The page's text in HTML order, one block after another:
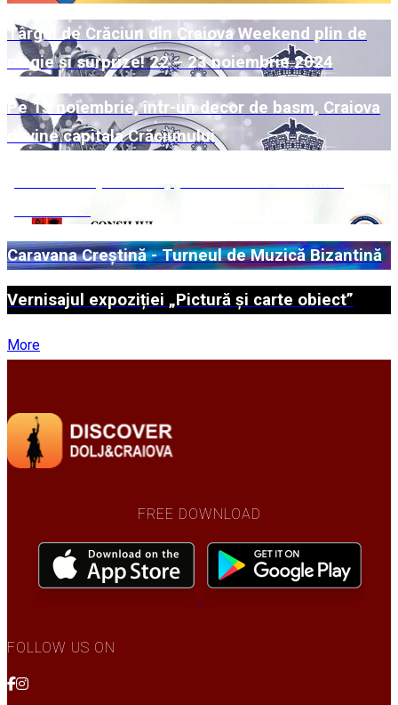
Târgul de Crăciun din Craiova Weekend plin de
magie și surprize! 22 – 23 noiembrie 2024
Pe 15 noiembrie, într-un decor de basm, Craiova
devine capitala Crăciunului
Caravana Creștină - Turneul de Muzică Bizantină
Vernisajul expoziției „Pictură și carte obiect”
More
FREE DOWNLOAD
FOLLOW US ON